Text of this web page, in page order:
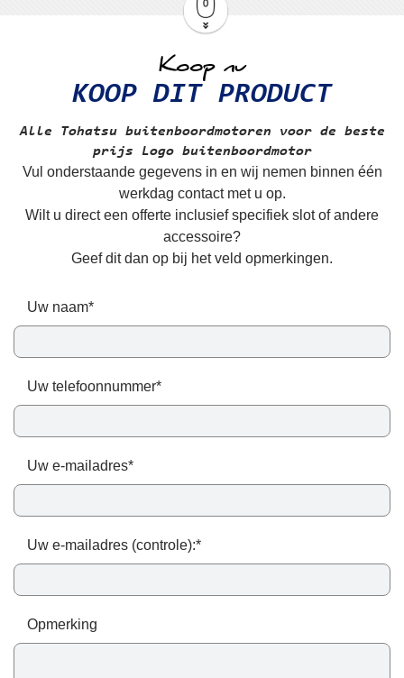
Koop nu
KOOP DIT PRODUCT
Alle Tohatsu buitenboordmotoren voor de beste
prijs Logobuitenboordmotor
Vul onderstaande gegevens in en wij nemen binnen één
werkdag contact met u op.
Wilt u direct een offerte inclusief specifiek slot of andere
accessoire?
Geef dit dan op bij het veld opmerkingen.
Uw naam*
Uw telefoonnummer*
Uw e-mailadres*
Uw e-mailadres (controle):*
Opmerking